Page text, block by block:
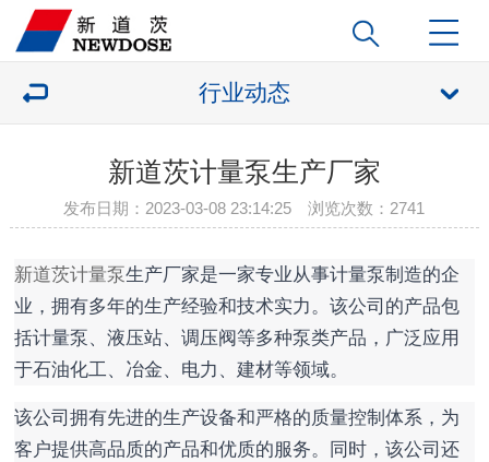
行业动态
新道茨计量泵生产厂家
发布日期：2023-03-08 23:14:25 浏览次数： 2741
新道茨计量泵生产厂家是一家专业从事计量泵制造的企
业，拥有多年的生产经验和技术实力。该公司的产品包
括计量泵、液压站、调压阀等多种泵类产品，广泛应用
于石油化工、冶金、电力、建材等领域。
该公司拥有先进的生产设备和严格的质量控制体系，为
客户提供高品质的产品和优质的服务。同时，该公司还